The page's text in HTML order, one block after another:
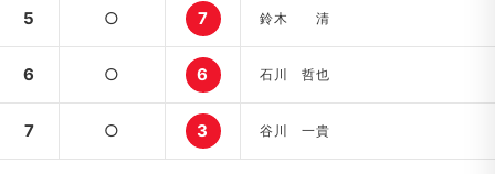
5 ○ 7 鈴木 清
6 ○ 6 石川 哲也
7 ○ 3 谷川 一貴